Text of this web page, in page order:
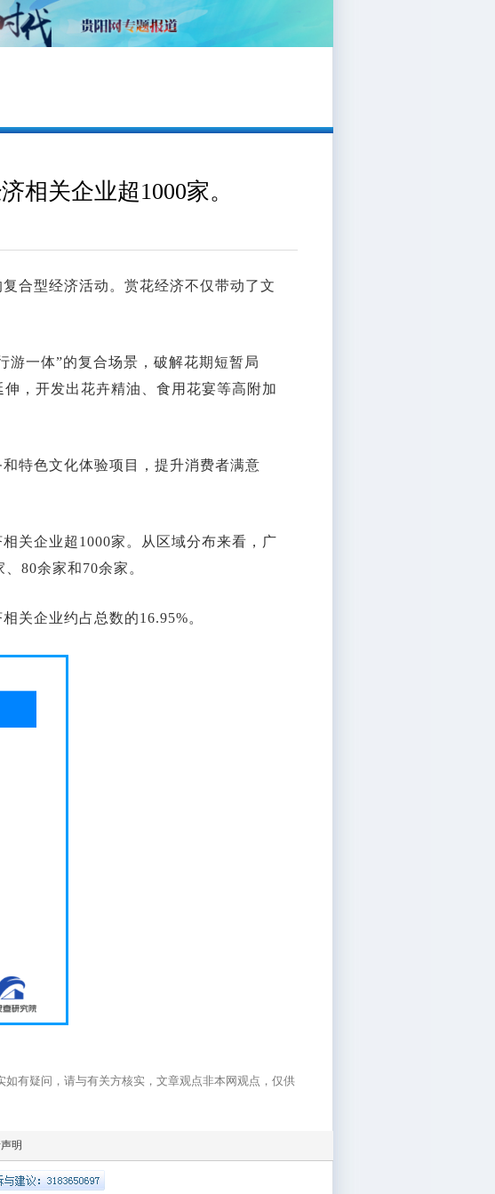
相关企业超1000家。
合型经济活动。赏花经济不仅带动了文
游一体”的复合场景，破解花期短暂局
，开发出花卉精油、食用花宴等高附加
特色文化体验项目，提升消费者满意
关企业超1000家。从区域分布来看，广
80余家和70余家。
关企业约占总数的16.95%。
有疑问，请与有关方核实，文章观点非本网观点，仅供
明